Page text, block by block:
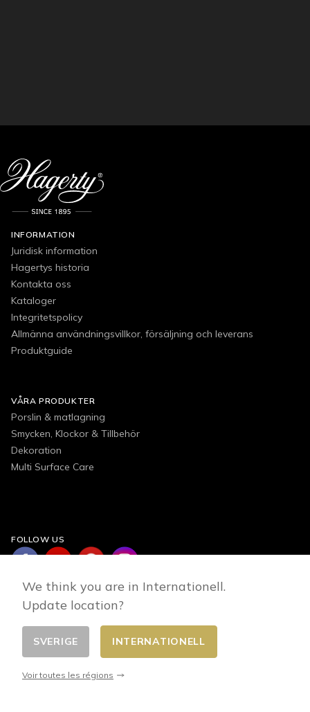
INFORMATION
Juridisk information
Hagertys historia
Kontakta oss
Kataloger
Integritetspolicy
Allmänna användningsvillkor, försäljning och leverans
Produktguide
VÅRA PRODUKTER
Porslin & matlagning
Smycken, Klockor & Tillbehör
Dekoration
Multi Surface Care
FOLLOW US
Changer de pays
We think you are in Internationell.
Update location?
SVERIGE INTERNATIONELL
Voir toutes les régions